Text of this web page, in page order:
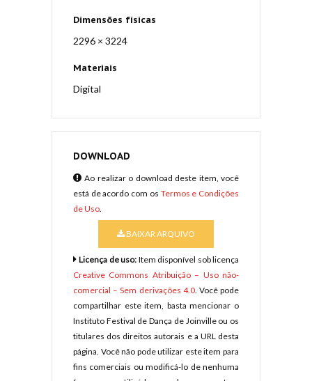
Dimensões físicas
2296 × 3224
Materiais
Digital
DOWNLOAD
Ao realizar o download deste item, você
está de acordo com os Termos e Condições
de Uso.
BAIXAR ARQUIVO
Licença de uso: Item disponível sob licença
Creative Commons Atribuição – Uso não-
comercial – Sem derivações 4.0. Você pode
compartilhar este item, basta mencionar o
Instituto Festival de Dança de Joinville ou os
titulares dos direitos autorais e a URL desta
página. Você não pode utilizar este item para
fins comerciais ou modificá-lo de nenhuma